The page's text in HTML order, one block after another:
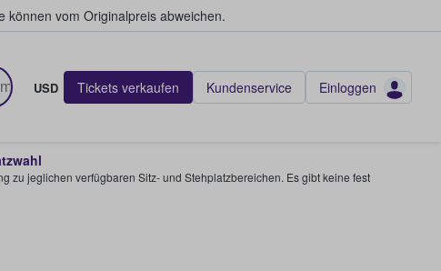
können vom Originalpreis abweichen.
USD Tickets verkaufen Kundenservice Einloggen
zu jeglichen verfügbaren Sitz- und Stehplatzbereichen. Es gibt keine fest